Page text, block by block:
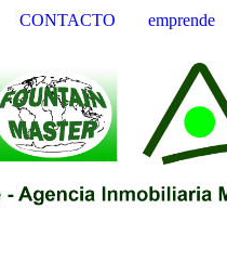
CONTACTO emprende